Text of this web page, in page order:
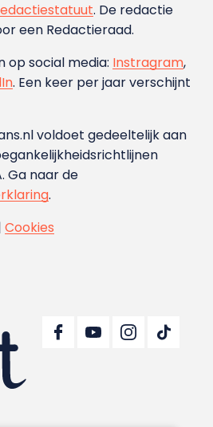
. De redactie
een Redactieraad.
op social media: Instragram,
. Een keer per jaar verschijnt
voldoet gedeeltelijk aan
Ga naar de
.
Cookies